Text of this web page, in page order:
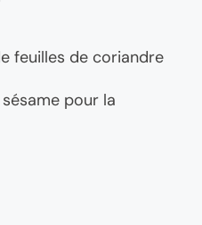
feuilles de coriandre
pour la